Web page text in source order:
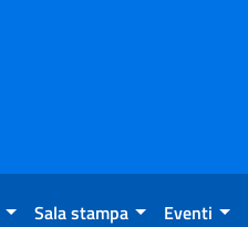
Sala stampa Eventi